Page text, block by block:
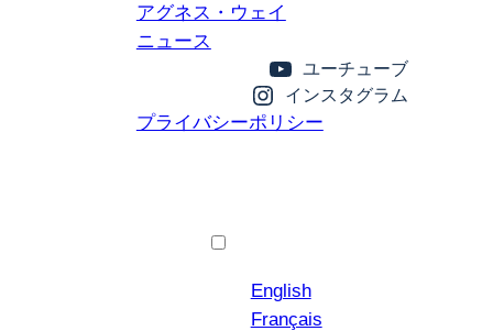
アグネス・ウェイ
ニュース
ユーチューブ
インスタグラム
プライバシーポリシー
English
Français